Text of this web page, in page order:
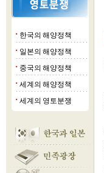
■ 한국의 해양정책
■ 일본의 해양정책
■ 중국의 해양정책
■ 세계의 해양정책
■ 세계의 영토분쟁